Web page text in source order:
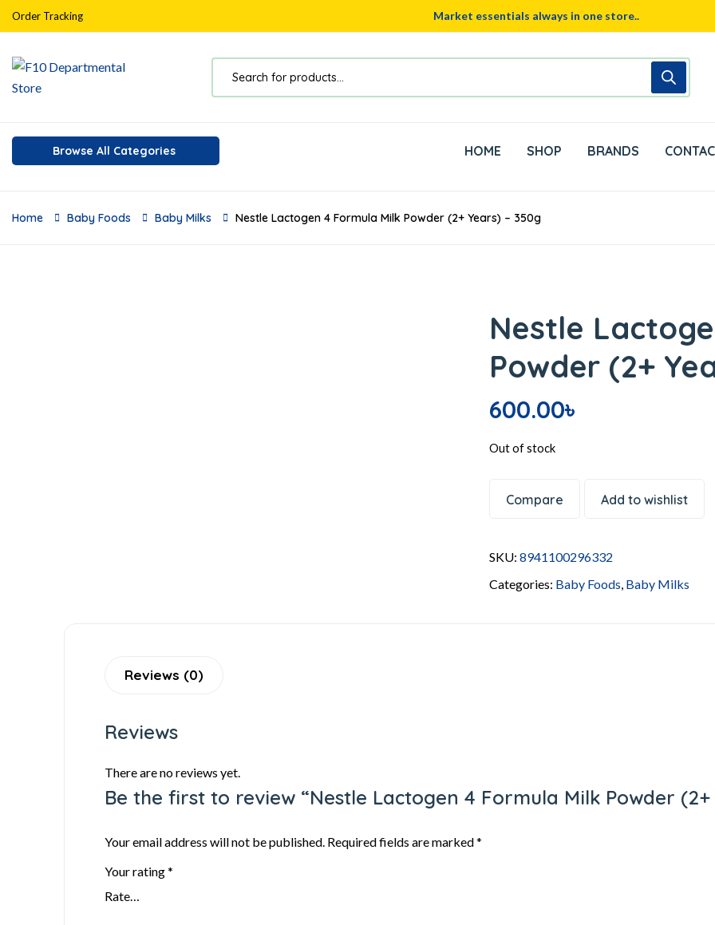
Order Tracking Market essentials always in one store..
Browse All Categories HOME SHOP BRANDS
Home Baby Foods Baby Milks Nestle Lactogen 4 Formula Milk Powder (2+ Years) – 350g
Nestle
Powder (2+
600.00৳
Out of stock
Compare Add to wishlist
SKU:8941100296332
Categories: Baby Foods, Baby Milks
Reviews (0)
Reviews
There are no reviews yet.
Be the first to review “Nestle Lactogen 4 Formula Milk Powder (2+
Your email address will not be published. Required fields are marked*
Your rating*